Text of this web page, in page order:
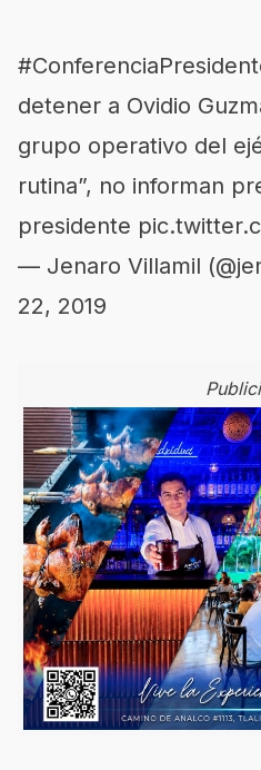
detener a Ovidio
grupo operativo del
rutina”, no informan
presidente
— Jenaro Villamil
22, 2019